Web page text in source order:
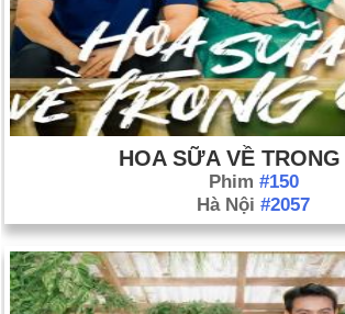
HOA SỮA VỀ
Phim #150
Hà Nội #2057